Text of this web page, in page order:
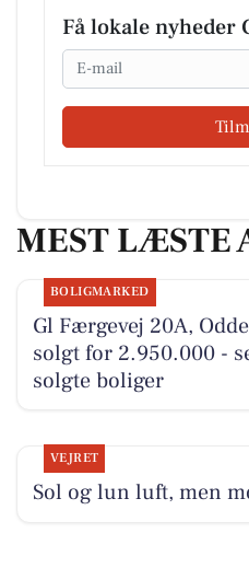
Få lokale nyheder
Email
MEST LÆSTE
BOLIGMARKED
Gl Færgevej 20A,
solgt for 2.950.000 -
solgte boliger
VEJRET
Sol og lun luft, men